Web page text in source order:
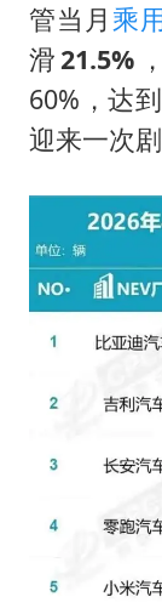
管当月 乘
滑21.5%
60%，达
迎来一次